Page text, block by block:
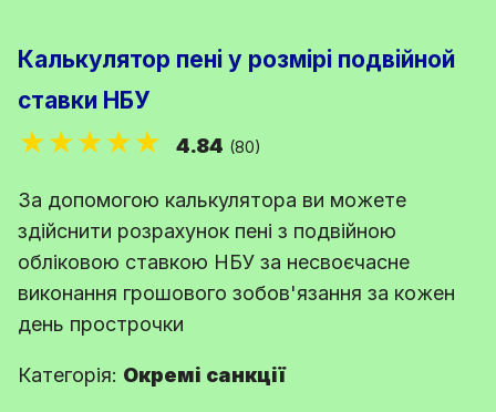
Калькулятор пені у розмірі подвійной
ставки НБУ
★★★★★ 4.84 (80)
За допомогою калькулятора ви можете
здійснити розрахунок пені з подвійною
обліковою ставкою НБУ за несвоєчасне
виконання грошового зобов'язання за кожен
день прострочки
Категорія: Окремі санкції